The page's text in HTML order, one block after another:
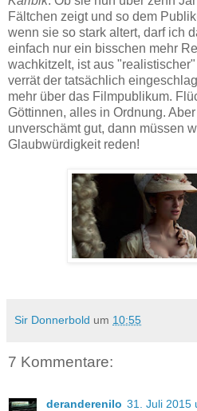
Fältchen zeigt und so dem
wenn sie so stark altert, darf ich
einfach nur ein bisschen mehr
wachkitzelt, ist aus
verrät der tatsächlich
mehr über das Filmpublikum.
Göttinnen, alles in Ordnung.
unverschämt gut, dann müssen
Glaubwürdigkeit reden!
Sir Donnerbold um 10:55
7 Kommentare:
deranderenilo 31. Juli 2015